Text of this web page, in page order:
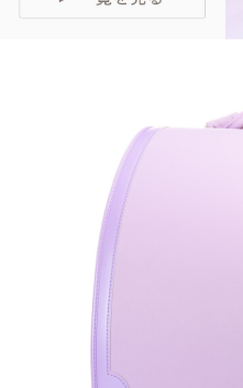
ピンクゴールド
刻印する
ネームプレートはご注